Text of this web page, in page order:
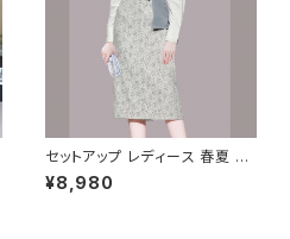
カート ミディアムスカート ペン
シルスカート OL オフィスカジュ
アル 結婚式 パーティー 卒業式
入学式 卒園式 入園式 お呼ばれ
ホワイト グリーン 10代 20代 3
0代 40代 C-WAW1077
セットアップ レディース 春夏 秋
冬 春 夏 秋 冬 ブラウス タイトス
カート セット ドレス 長袖 ストラ
¥8,980